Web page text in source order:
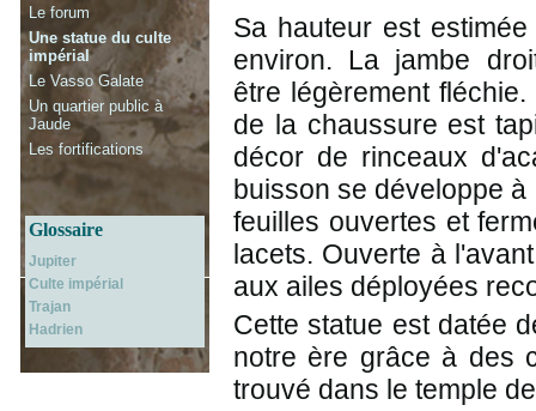
Sa hauteur est
environ. La jambe
être légèrement
de la chaussure est
décor de rinceaux
buisson se développe
feuilles ouvertes et
lacets. Ouverte à
aux ailes déployées
Cette statue est datée
notre ère grâce à des
trouvé dans le temple
Le forum
Une statue du culte
impérial
Le Vasso Galate
Un quartier public à
Jaude
Les fortifications
Glossaire
Jupiter
Culte impérial
Trajan
Hadrien